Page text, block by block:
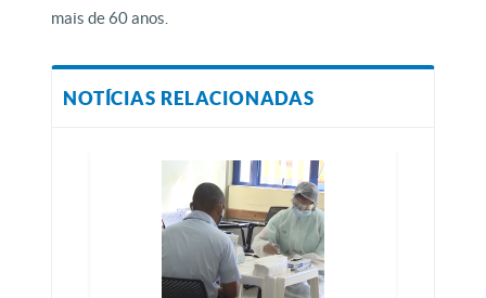
mais de 60 anos.
NOTÍCIAS RELACIONADAS